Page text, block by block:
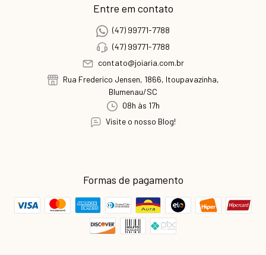
Entre em contato
(47) 99771-7788
(47) 99771-7788
contato@joiaria.com.br
Rua Frederico Jensen, 1866, Itoupavazinha,
Blumenau/SC
08h às 17h
Visite o nosso Blog!
Formas de pagamento